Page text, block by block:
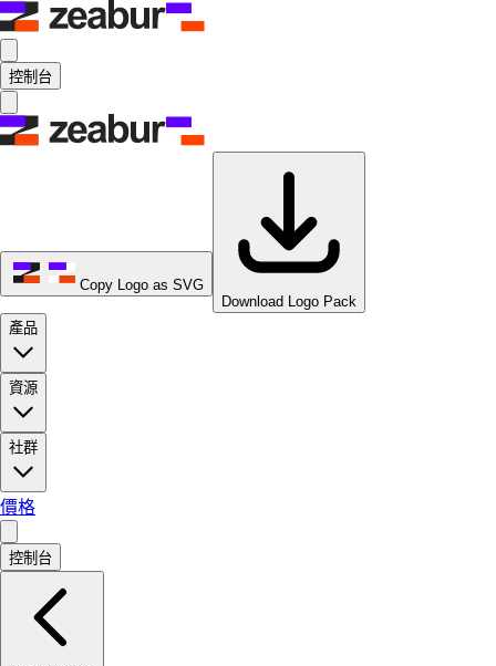
控制台
Copy Logo as SVG
Download Logo Pack
產品
資源
社群
價格
控制台